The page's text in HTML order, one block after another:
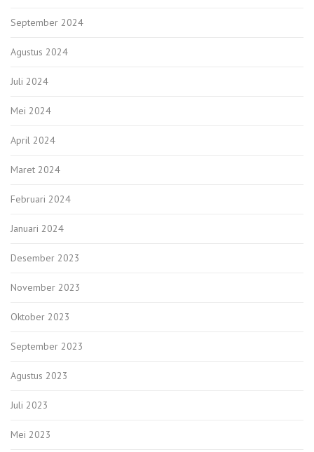
September 2024
Agustus 2024
Juli 2024
Mei 2024
April 2024
Maret 2024
Februari 2024
Januari 2024
Desember 2023
November 2023
Oktober 2023
September 2023
Agustus 2023
Juli 2023
Mei 2023